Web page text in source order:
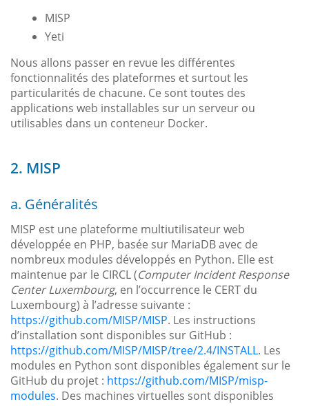
MISP
Yeti
Nous allons passer en revue les différentes
fonctionnalités des plateformes et surtout les
particularités de chacune. Ce sont toutes des
applications web installables sur un serveur ou
utilisables dans un conteneur Docker.
2. MISP
a. Généralités
MISP est une plateforme multiutilisateur web
développée en PHP, basée sur MariaDB avec de
nombreux modules développés en Python. Elle est
maintenue par le CIRCL (Computer Incident Response
Center Luxembourg, en l’occurrence le CERT du
Luxembourg) à l’adresse suivante :
https://github.com/MISP/MISP. Les instructions
d’installation sont disponibles sur GitHub :
https://github.com/MISP/MISP/tree/2.4/INSTALL. Les
modules en Python sont disponibles également sur le
GitHub du projet : https://github.com/MISP/misp-
modules. Des machines virtuelles sont disponibles